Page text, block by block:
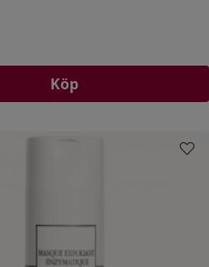
Köp